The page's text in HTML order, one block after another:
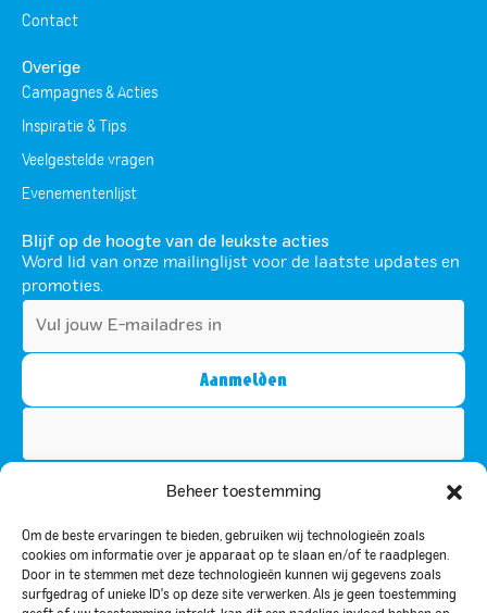
Beheer toestemming
Om de beste ervaringen te bieden, gebruiken wij technologieën zoals
cookies om informatie over je apparaat op te slaan en/of te raadplegen.
Door in te stemmen met deze technologieën kunnen wij gegevens zoals
surfgedrag of unieke ID's op deze site verwerken. Als je geen toestemming
Contact
Overige
Campagnes & Acties
Inspiratie & Tips
Veelgestelde vragen
Evenementenlijst
Blijf op de hoogte van de leukste acties
Word lid van onze mailinglijst voor de laatste updates en
promoties.
Dit veld is bedoeld voor validatiedoeleinden en moet niet
Door u te abonneren, gaat u akkoord met ons privacybeleid en stemt u
ermee in om updates van ons te ontvangen.